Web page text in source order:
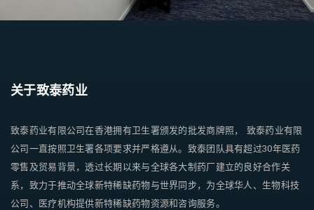
关于致泰药业
致泰药业有限公司在香港拥有卫生署颁发的批发商牌照， 致泰药业有限
公司一直按照卫生署各项要求并严格遵从。致泰团队具有超过30年医药
零售及贸易背景，透过长期以来与全球各大制药厂建立的良好合作关
系，致力于推动全球新特稀缺药物与世界同步，为全球华人、生物科技
公司、医疗机构提供新特稀缺药物资源和咨询服务。